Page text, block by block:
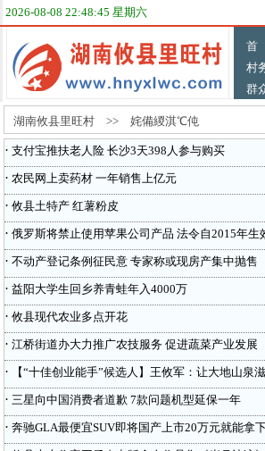
2026-08-08 22:48:45 星期六
村
群
湖南攸县里旺村 >> 姹備緵淇℃伅
· 支付宝推扶老人险 长沙3天398人参与购买
· 农民网上卖药材 一年销售上亿元
· 攸县土特产 红薯粉皮
· 俄罗斯将禁止使用苹果公司产品 法令自2015年生
· 不动产登记条例征民意 专家称或现房产集中抛售
· 益阳大学生回乡养青蛙年入4000万
· 攸县现代农业多点开花
· 江桥街道办大力推广农技服务 促进蔬菜产业发展
· 【“十佳创业能手”候选人】王攸军：让大地山泉
· 三星向中国消费者道歉 7款问题机型延保一年
· 奔驰GLA最便宜SUV即将国产上市20万元就能拿